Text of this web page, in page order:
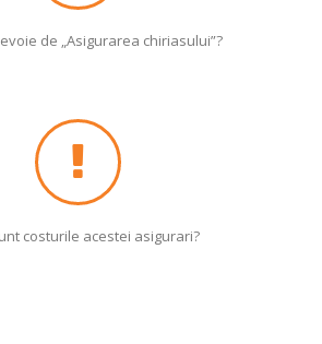
de „Asigurarea chiriasului”?
costurile acestei asigurari?